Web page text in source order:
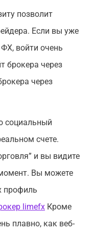
позволит
Если вы уже
войти очень
брокера через
через
социальный
счете.
и вы видите
Вы можете
профиль
limefx Кроме
плавно, как веб-